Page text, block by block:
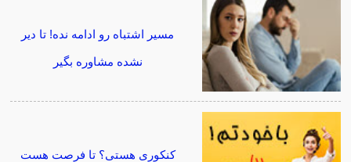
مسیر اشتباه رو ادامه نده! تا دیر
نشده مشاوره بگیر
کنکوری هستی؟ تا فرصت هست